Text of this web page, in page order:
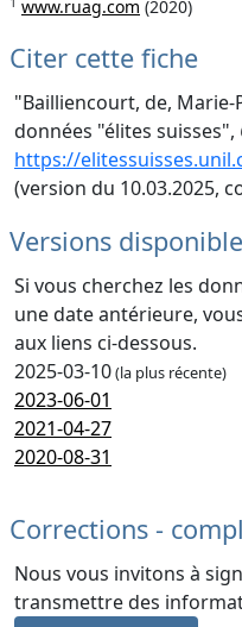
www.ruag.com (2020)
Citer cette fiche
"Bailliencourt, de, Marie-
données "élites suisses",
https://
(version du 10.03.2025,
Versions
Si vous cherchez les
une date antérieure,
aux liens ci-dessous.
2025-03-10(la plus récente)
2023-06-01
2021-04-27
2020-08-31
Corrections -
Nous vous invitons à
transmettre des